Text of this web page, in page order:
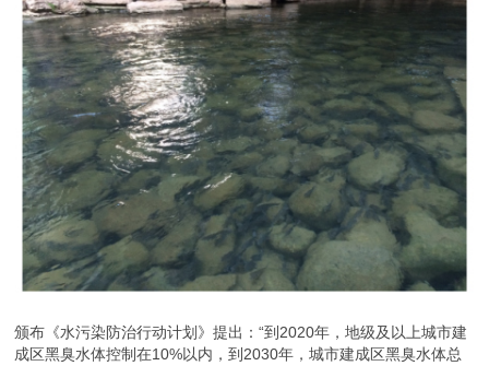
颁布《水污染防治行动计划》提出：“到2020年，地级及以上城市建
成区黑臭水体控制在10%以内，到2030年，城市建成区黑臭水体总